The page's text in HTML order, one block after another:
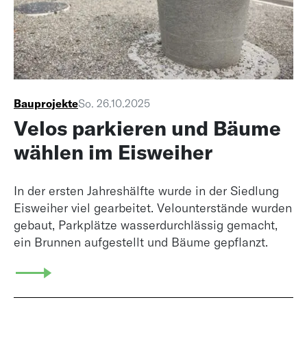
BauprojekteSo. 26.10.2025
Velos parkieren und Bäume
wählen im Eisweiher
In der ersten Jahreshälfte wurde in der Siedlung
Eisweiher viel gearbeitet. Velounterstände wurden
gebaut, Parkplätze wasserdurchlässig gemacht,
ein Brunnen aufgestellt und Bäume gepflanzt.